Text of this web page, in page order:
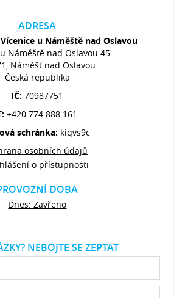
ADRESA
u Náměště nad Oslavou
Náměště nad Oslavou 45
Náměšť nad Oslavou
Česká republika
IČ:70987751
+420 774 888 161
schránka: kiqvs9c
osobních údajů
o přístupnosti
DOBA
Dnes: Zavřeno
NEBOJTE SE ZEPTAT